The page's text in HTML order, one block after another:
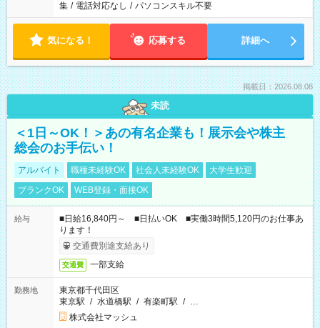
集 / 電話対応なし / パソコンスキル不要
気になる！ 応募する 詳細へ
掲載日：2026.08.08
未読
＜1日～OK！＞あの有名企業も！展示会や株主
総会のお手伝い！
アルバイト 職種未経験OK 社会人未経験OK
大学生歓迎
ブランクOK
WEB登録・面接OK
給与
■日給16,840円～ ■日払いOK ■実働3時間5,120円のお仕事あ
ります！
交通費別途支給あり
交通費 一部支給
勤務地
東京都千代田区
東京駅 / 水道橋駅 / 有楽町駅 / …
株式会社マッシュ